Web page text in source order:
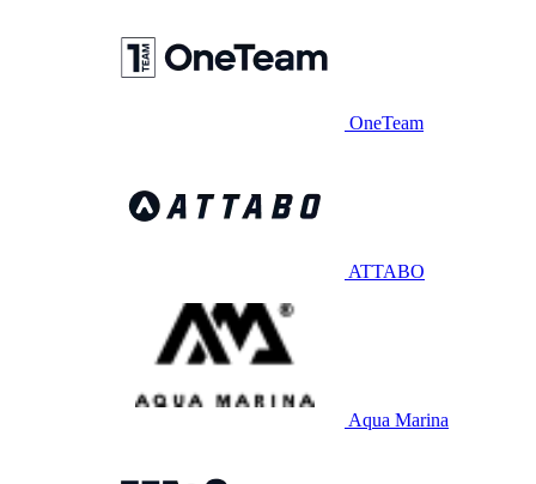
OneTeam
ATTABO
Aqua Marina